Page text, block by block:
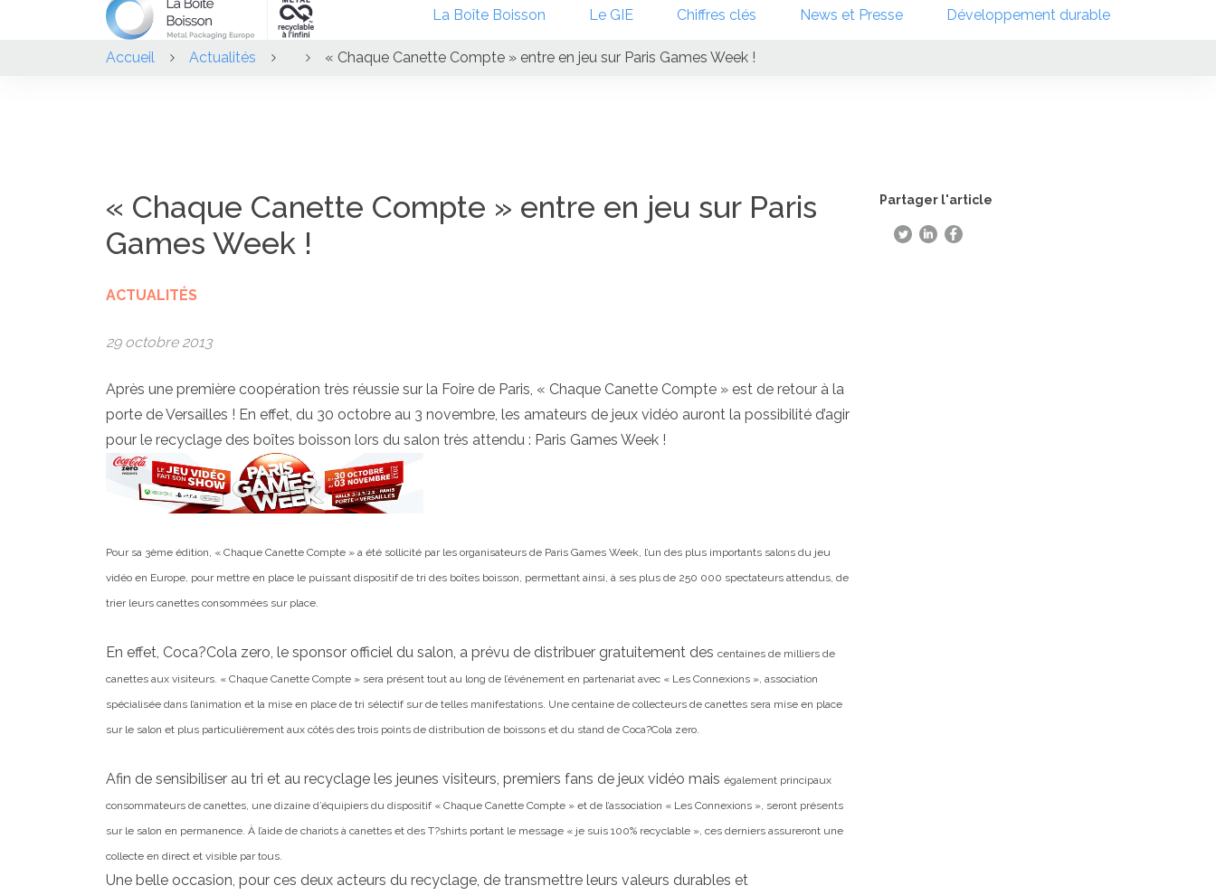
La Boîte Boisson Le GIE Chiffres clés News et Presse Développement durable
Accueil Actualités « Chaque Canette Compte » entre en jeu sur Paris Games Week !
« Chaque Canette Compte » entre en jeu sur Paris
Games Week !
ACTUALITÉS
29 octobre 2013
Après une première coopération très réussie sur la Foire de Paris, « Chaque Canette Compte » est de retour à la
porte de Versailles ! En effet, du 30 octobre au 3 novembre, les amateurs de jeux vidéo auront la possibilité d’agir
pour le recyclage des boîtes boisson lors du salon très attendu : Paris Games Week !
Pour sa 3ème édition, « Chaque Canette Compte » a été sollicité par les organisateurs de Paris Games Week, l’un des plus importants salons du jeu
vidéo en Europe, pour mettre en place le puissant dispositif de tri des boîtes boisson, permettant ainsi, à ses plus de 250 000 spectateurs attendus, de
trier leurs canettes consommées sur place.
En effet, Coca?Cola zero, le sponsor officiel du salon, a prévu de distribuer gratuitement des centaines de milliers de
canettes aux visiteurs. « Chaque Canette Compte » sera présent tout au long de l’événement en partenariat avec « Les Connexions », association
spécialisée dans l’animation et la mise en place de tri sélectif sur de telles manifestations. Une centaine de collecteurs de canettes sera mise en place
sur le salon et plus particulièrement aux côtés des trois points de distribution de boissons et du stand de Coca?Cola zero.
Afin de sensibiliser au tri et au recyclage les jeunes visiteurs, premiers fans de jeux vidéo mais également principaux
consommateurs de canettes, une dizaine d’équipiers du dispositif « Chaque Canette Compte » et de l’association « Les Connexions », seront présents
sur le salon en permanence. À l’aide de chariots à canettes et des T?shirts portant le message « je suis 100% recyclable », ces derniers assureront une
collecte en direct et visible par tous.
Une belle occasion, pour ces deux acteurs du recyclage, de transmettre leurs valeurs durables et
Partager l'article